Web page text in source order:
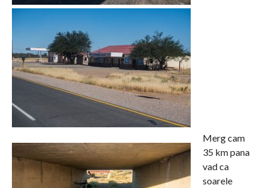
Merg cam
35 km pana
vad ca
soarele